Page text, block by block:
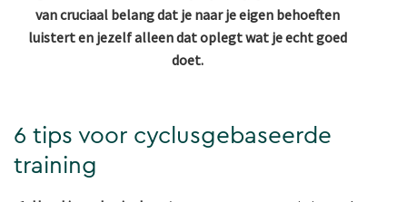
van cruciaal belang dat je naar je eigen behoeften
luistert en jezelf alleen dat oplegt wat je echt goed
doet.
6 tips voor cyclusgebaseerde
training